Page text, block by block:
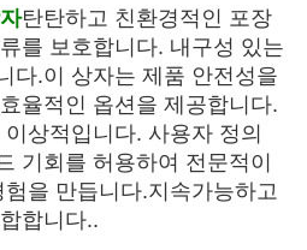
탄탄하고 친환경적인 포장
를 보호합니다. 내구성 있는
다.이 상자는 제품 안전성을
율적인 옵션을 제공합니다.
상적입니다. 사용자 정의
기회를 허용하여 전문적이
을 만듭니다.지속가능하고
합니다..